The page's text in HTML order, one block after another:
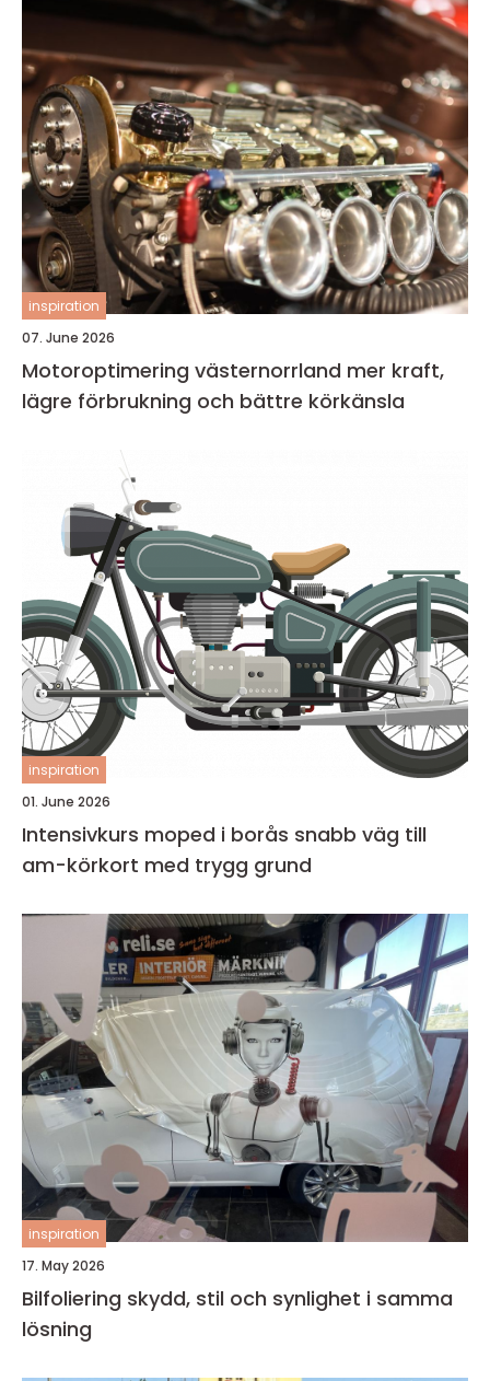
inspiration
07. June 2026
Motoroptimering västernorrland mer kraft,
lägre förbrukning och bättre körkänsla
inspiration
01. June 2026
Intensivkurs moped i borås snabb väg till
am-körkort med trygg grund
inspiration
17. May 2026
Bilfoliering skydd, stil och synlighet i samma
lösning